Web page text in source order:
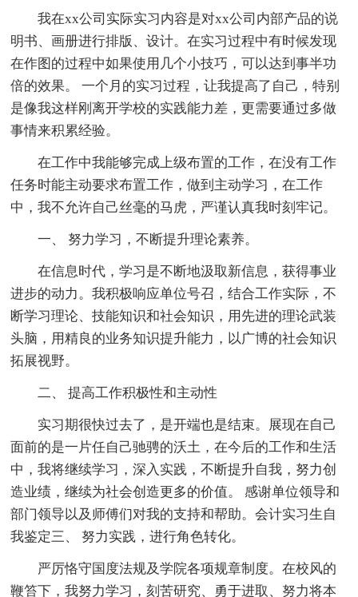
我在xx公司实际实习内容是对xx公司内部产品的说
明书、画册进行排版、设计。在实习过程中有时候发现
在作图的过程中如果使用几个小技巧，可以达到事半功
倍的效果。 一个月的实习过程，让我提高了自己，特别
是像我这样刚离开学校的实践能力差，更需要通过多做
事情来积累经验。
在工作中我能够完成上级布置的工作，在没有工作
任务时能主动要求布置工作，做到主动学习，在工作
中，我不允许自己丝毫的马虎，严谨认真我时刻牢记。
一、 努力学习，不断提升理论素养。
在信息时代，学习是不断地汲取新信息，获得事业
进步的动力。我积极响应单位号召，结合工作实际，不
断学习理论、技能知识和社会知识，用先进的理论武装
头脑，用精良的业务知识提升能力，以广博的社会知识
拓展视野。
二、 提高工作积极性和主动性
实习期很快过去了，是开端也是结束。展现在自己
面前的是一片任自己驰骋的沃土，在今后的工作和生活
中，我将继续学习，深入实践，不断提升自我，努力创
造业绩，继续为社会创造更多的价值。 感谢单位领导和
部门领导以及师傅们对我的支持和帮助。会计实习生自
我鉴定三、 努力实践，进行角色转化。
严厉恪守国度法规及学院各项规章制度。在校风的
鞭笞下，我努力学习，刻苦研究、勇于进取、努力将本